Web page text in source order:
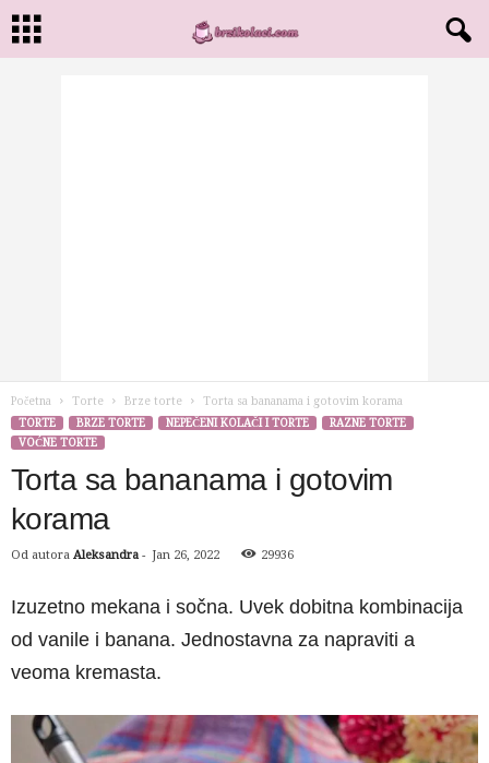
Početna Torte Brze torte
Torta sa bananama i gotovim korama
TORTE
BRZE TORTE NEPEČENI KOLAČI I TORTE
RAZNE TORTE
VOĆNE TORTE
Torta sa bananama i gotovim
korama
Od autora Aleksandra - Jan 26, 2022 29936
Izuzetno mekana i sočna. Uvek dobitna kombinacija
od vanile i banana. Jednostavna za napraviti a
veoma kremasta.